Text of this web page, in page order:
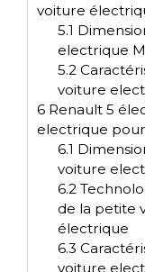
voiture
5.1
electrique
5.2
voiture
6 Renault 5
electrique
6.1
voiture
6.2
de la petite
électrique
6.3
voiture